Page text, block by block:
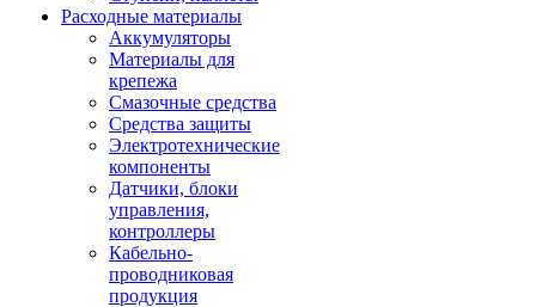
Расходные материалы
Аккумуляторы
Материалы для
крепежа
Смазочные средства
Средства защиты
Электротехнические
компоненты
Датчики, блоки
управления,
контроллеры
Кабельно-
проводниковая
продукция